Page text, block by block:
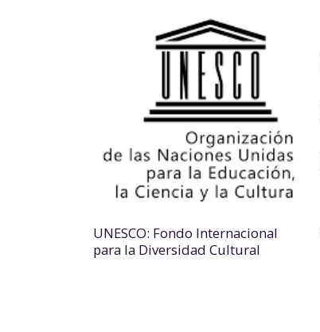
UNESCO: Fondo Internacional
para la Diversidad Cultural